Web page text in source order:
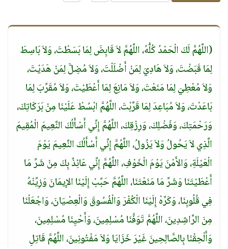
(اللَّهُمَّ لَكَ الْحَمْدُ كُلُّهُ، اللَّهُمَّ لاَ قَابِضَ لِمَا بَسَطْتَ، وَلاَ بَاسِطَ
لِمَا قَبَضْتَ، وَلاَ هَادِيَ لِمَنْ أَضْلَلْتَ، وَلاَ مُضِلَّ لِمَنْ هَدَيْتَ،
وَلاَ مُعْطِيَ لِمَا مَنَعْتَ، وَلاَ مَانِعَ لِمَا أَعْطَيْتَ، وَلاَ مُقَرِّبَ لِمَا
بَاعَدْتَ، وَلاَ مُبَاعِدَ لِمَا قَرَّبْتَ، اللَّهُمَّ ابْسُطْ عَلَيْنَا مِنْ بَرَكَاتِكَ،
وَرَحْمَتِكَ، وَفَضْلِكَ، وَرِزْقِكَ، اللَّهُمَّ إِنِّي أَسْأَلُكَ النَّعِيمَ الْمُقِيمَ
الَّذِي لاَ يَحُولُ وَلاَ يَزُولُ، اللَّهُمَّ إِنِّي أَسْأَلُكَ النَّعِيمَ يَوْمَ
الْعَيْلَةِ، وَالأَمْنَ يَوْمَ الْخَوْفِ، اللَّهُمَّ إِنِّي عَائِذٌ بِكَ مِنْ شَرِّ مَا
أَعْطَيْتَنَا وَشَرِّ مَا مَنَعْتَنَا، اللَّهُمَّ حَبِّبْ إِلَيْنَا الإِيمَانَ وَزِيِّنْهُ
فِي قُلُوبِنَا، وَكَرِّهْ إِلَيْنَا الْكُفْرَ وَالْفُسُوقَ وَالْعِصْيَانَ، وَاجْعَلْنَا
مِنَ الرَّاشِدِينَ، اللَّهُمَّ تَوَفَّنَا مُسْلِمِينَ، وَأَحْيِنَا مُسْلِمِينَ،
وَأَلْحِقْنَا بِالصَّالِحِينَ غَيْرَ خَزَايَا وَلاَ مَفْتُونِينَ، اللَّهُمَّ قَاتِلِ